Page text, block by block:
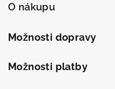
O nákupu
Možnosti dopravy
Možnosti platby